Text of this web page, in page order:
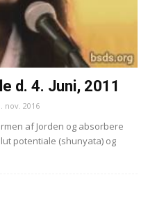
d. 4. Juni, 2011
nov. 2016
af Jorden og absorbere
potentiale (shunyata) og